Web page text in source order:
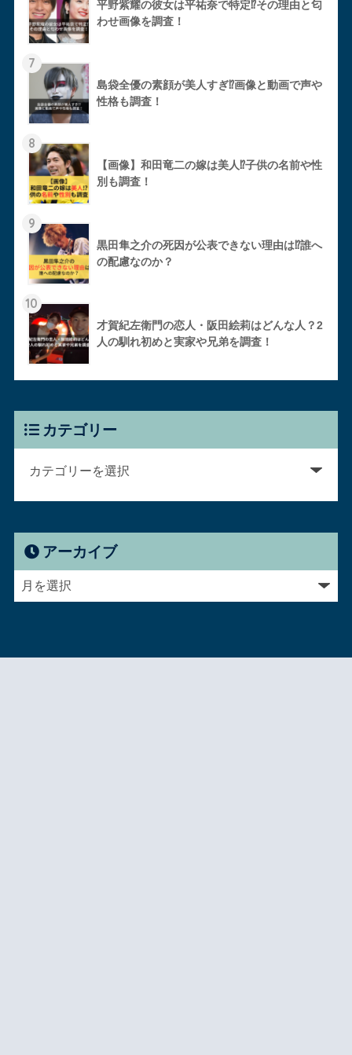
平野紫耀の彼女は平祐奈で特定⁉︎その理由と匂
わせ画像を調査！
7
島袋全優の素顔が美人すぎ⁉︎画像と動画で声や
性格も調査！
8
【画像】和田竜二の嫁は美人⁉︎子供の名前や性
別も調査！
9
黒田隼之介の死因が公表できない理由は⁉︎誰へ
の配慮なのか？
10
才賀紀左衛門の恋人・阪田絵莉はどんな人？2
人の馴れ初めと実家や兄弟を調査！
カテゴリー
アーカイブ